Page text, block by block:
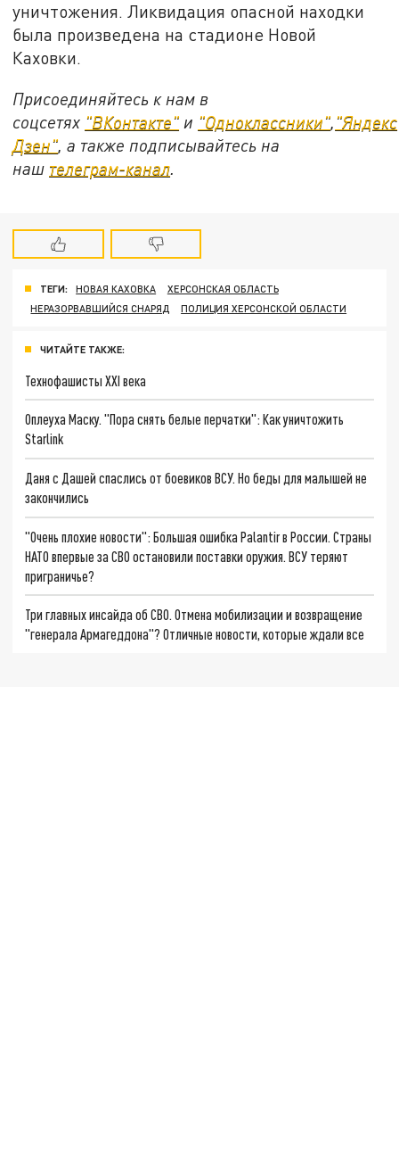
уничтожения. Ликвидация опасной находки
была произведена на стадионе Новой
Каховки.
Присоединяйтесь к нам в
соцсетях "ВКонтакте" и "Одноклассники", "Яндекс
Дзен", а также подписывайтесь на
наш телеграм-канал.
ТЕГИ: НОВАЯ КАХОВКА
ХЕРСОНСКАЯ ОБЛАСТЬ
НЕРАЗОРВАВШИЙСЯ СНАРЯД
ПОЛИЦИЯ ХЕРСОНСКОЙ ОБЛАСТИ
ЧИТАЙТЕ ТАКЖЕ:
Технофашисты XXI века
Оплеуха Маску. "Пора снять белые перчатки": Как уничтожить
Starlink
Даня с Дашей спаслись от боевиков ВСУ. Но беды для малышей не
закончились
"Очень плохие новости": Большая ошибка Palantir в России. Страны
НАТО впервые за СВО остановили поставки оружия. ВСУ теряют
приграничье?
Три главных инсайда об СВО. Отмена мобилизации и возвращение
"генерала Армагеддона"? Отличные новости, которые ждали все